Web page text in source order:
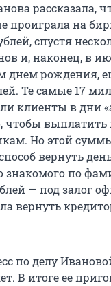
рассказала,
проиграла на
спустя
и, наконец, в
днем рождения,
Те самые 17
клиенты в дни
чтобы
Но этой
вернуть
знакомого по
— под залог
вернуть
по делу
В итоге ее